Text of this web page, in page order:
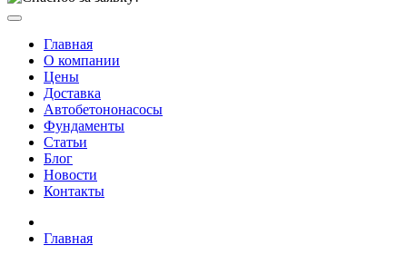
Главная
О компании
Цены
Доставка
Автобетононасосы
Фундаменты
Статьи
Блог
Новости
Контакты
Главная